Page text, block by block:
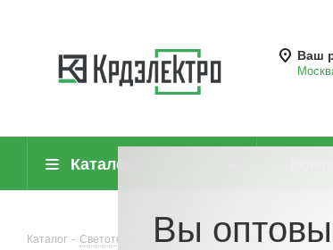
Ваш
Каталог
Каталог - Светотехника - Трансформаторы для
Вы